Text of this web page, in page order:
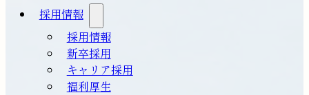
採用情報
採用情報
新卒採用
キャリア採用
福利厚生